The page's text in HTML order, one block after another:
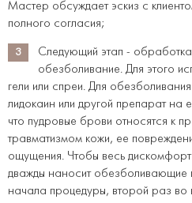
Мастер обсуждает эскиз с
полного согласия;
Следующий этап - обработка
обезболивание. Для этого
гели или спреи. Для
лидокаин или другой препарат на
что пудровые брови относятся к
травматизмом кожи, ее
ощущения. Чтобы весь
дважды наносит обезболивающие
начала процедуры, второй раз во